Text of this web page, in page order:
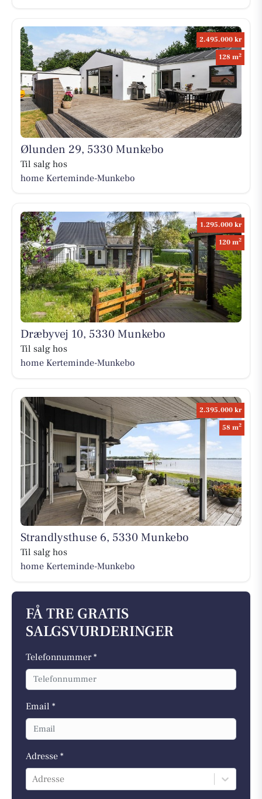
2.495.000 kr
128 m2
Ølunden 29, 5330 Munkebo
Til salg hos
home Kerteminde-Munkebo
1.295.000 kr
120 m2
Dræbyvej 10, 5330 Munkebo
Til salg hos
home Kerteminde-Munkebo
2.395.000 kr
58 m2
Strandlysthuse 6, 5330 Munkebo
Til salg hos
home Kerteminde-Munkebo
FÅ TRE GRATIS
SALGSVURDERINGER
Telefonnummer *
Email *
Adresse *
Adresse